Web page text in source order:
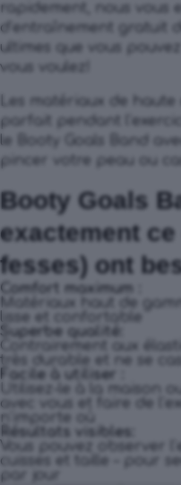
rapidement, nous vous
d’entraînement gratuit
ultimes que vous
vous voulez!
Les matériaux de
parfait pendant
le Booty Goals Band
pincer votre peau ou
Booty Goals
exactement
fesses) ont
Comfort maximum :
Matériaux haut de
lisse et confortable
Superbe qualité:
Contrairement aux
très durable et ne se
Facile à utiliser :
Utilisez-le à la maison
avec vous et faire de
n’importe où
Résultats visibles:
Vous pouvez observer
cuisses et taille – pour
par jour